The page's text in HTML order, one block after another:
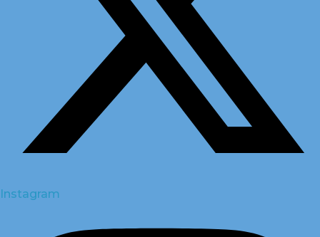
Instagram